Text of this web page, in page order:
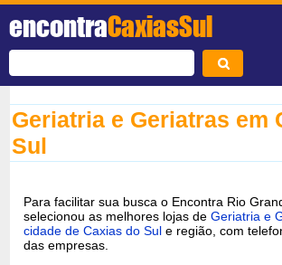
encontraCaxiasSul
Geriatria e Geriatras em
Sul
Para facilitar sua busca o Encontra Rio
selecionou as melhores lojas deGeriatria e
cidade de Caxias do Sul e região, com
das empresas.